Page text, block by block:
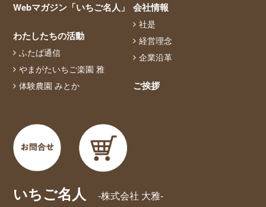
Webマガジン「いちご名人」
わたしたちの活動
ふたば通信
やまがたいちご楽園 雅
体験農園 みとか
会社情報
社是
経営理念
企業沿革
ご挨拶
いちご名人 -株式会社 大雅-